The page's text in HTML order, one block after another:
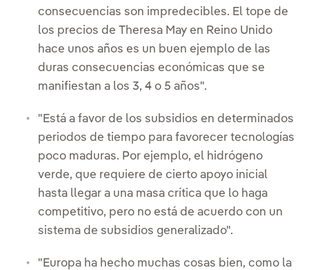
consecuencias son impredecibles. El tope de
los precios de Theresa May en Reino Unido
hace unos años es un buen ejemplo de las
duras consecuencias económicas que se
manifiestan a los 3, 4 o 5 años".
"Está a favor de los subsidios en determinados
periodos de tiempo para favorecer tecnologías
poco maduras. Por ejemplo, el hidrógeno
verde, que requiere de cierto apoyo inicial
hasta llegar a una masa crítica que lo haga
competitivo, pero no está de acuerdo con un
sistema de subsidios generalizado".
"Europa ha hecho muchas cosas bien, como la